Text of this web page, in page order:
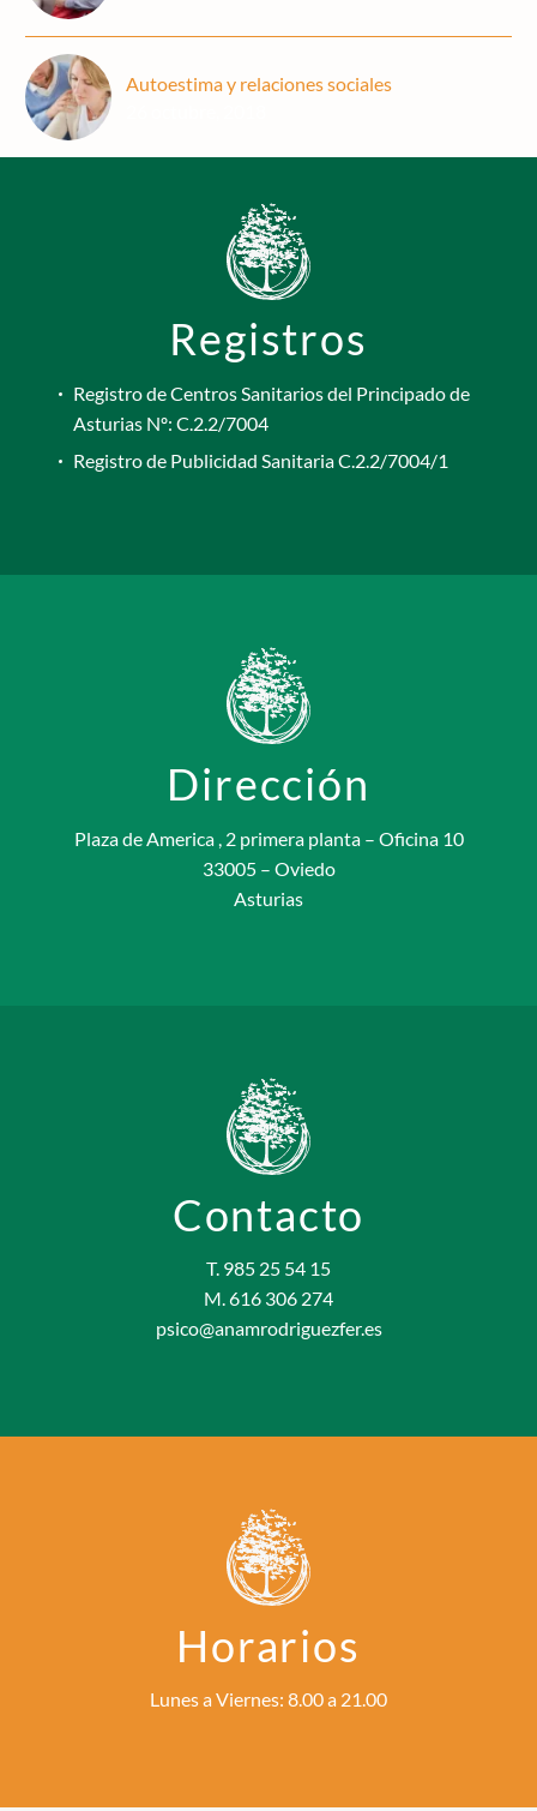
Autoestima y relaciones sociales
Registros
Registro de Centros Sanitarios del Principado de
Asturias Nº: C.2.2/7004
Registro de Publicidad Sanitaria C.2.2/7004/1
Dirección
Plaza de America , 2 primera planta – Oficina 10
33005 – Oviedo
Asturias
Contacto
T. 985 25 54 15
M. 616 306 274
psico@anamrodriguezfer.es
Horarios
Lunes a Viernes: 8.00 a 21.00